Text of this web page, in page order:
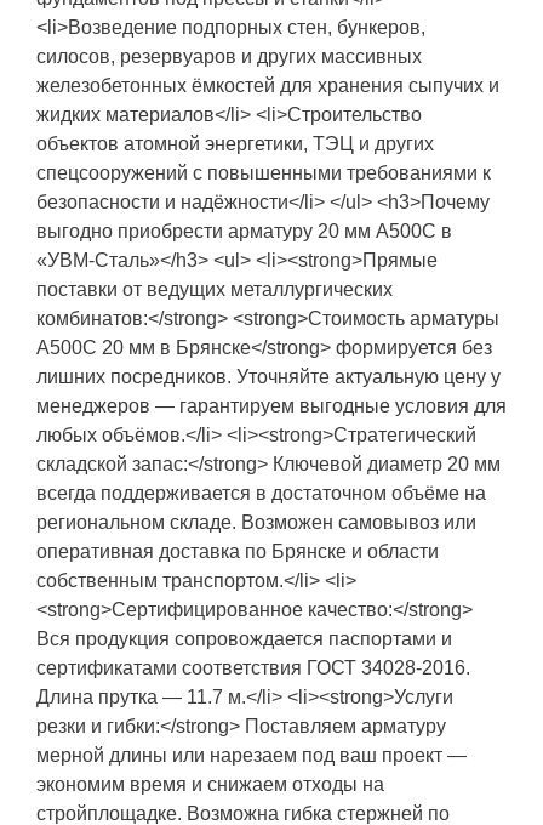
<li>Возведение подпорных стен, бункеров,
силосов, резервуаров и других массивных
железобетонных ёмкостей для хранения сыпучих и
жидких материалов</li> <li>Строительство
объектов атомной энергетики, ТЭЦ и других
спецсооружений с повышенными требованиями к
безопасности и надёжности</li> </ul> <h3>Почему
выгодно приобрести арматуру 20 мм А500С в
«УВМ-Сталь»</h3> <ul> <li><strong>Прямые
поставки от ведущих металлургических
комбинатов:</strong> <strong>Стоимость арматуры
А500С 20 мм в Брянске</strong> формируется без
лишних посредников. Уточняйте актуальную цену у
менеджеров — гарантируем выгодные условия для
любых объёмов.</li> <li><strong>Стратегический
складской запас:</strong> Ключевой диаметр 20 мм
всегда поддерживается в достаточном объёме на
региональном складе. Возможен самовывоз или
оперативная доставка по Брянске и области
собственным транспортом.</li> <li>
<strong>Сертифицированное качество:</strong>
Вся продукция сопровождается паспортами и
сертификатами соответствия ГОСТ 34028-2016.
Длина прутка — 11.7 м.</li> <li><strong>Услуги
резки и гибки:</strong> Поставляем арматуру
мерной длины или нарезаем под ваш проект —
экономим время и снижаем отходы на
стройплощадке. Возможна гибка стержней по